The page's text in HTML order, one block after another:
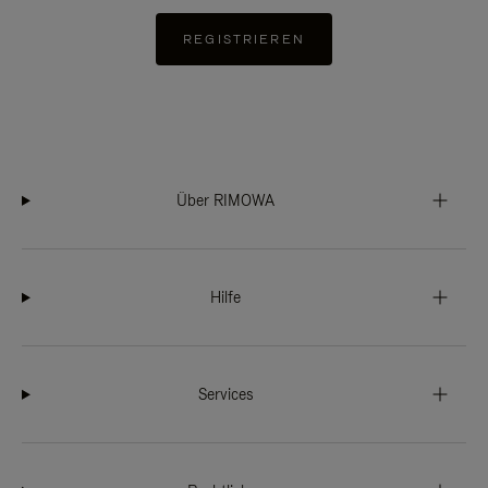
REGISTRIEREN
Über RIMOWA
Hilfe
Services